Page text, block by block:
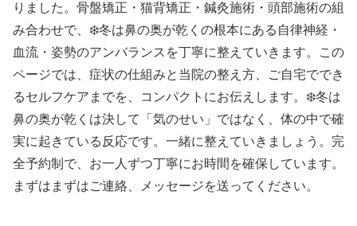
りました。骨盤矯正・猫背矯正・鍼灸施術・頭部施術の組
み合わせで、❄️冬は鼻の奥が乾くの根本にある自律神経・
血流・姿勢のアンバランスを丁寧に整えていきます。この
ページでは、症状の仕組みと当院の整え方、ご自宅ででき
るセルフケアまでを、コンパクトにお伝えします。❄️冬は
鼻の奥が乾くは決して「気のせい」ではなく、体の中で確
実に起きている反応です。一緒に整えていきましょう。完
全予約制で、お一人ずつ丁寧にお時間を確保しています。
まずはまずはご連絡、メッセージを送ってください。